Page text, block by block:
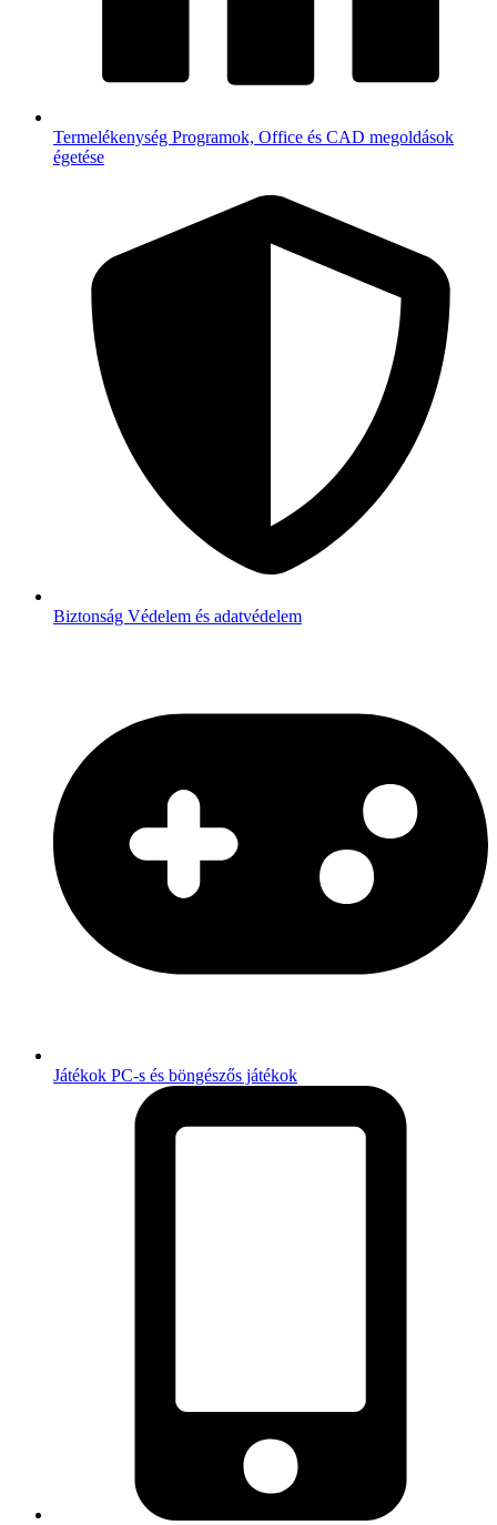
Termelékenység Programok, Office és CAD megoldások
égetése
Biztonság Védelem és adatvédelem
Játékok PC-s és böngészős játékok